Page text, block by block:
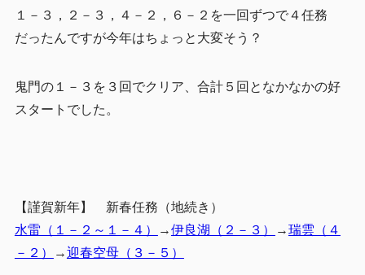
１－３，２－３，４－２，６－２を一回ずつで４任務
だったんですが今年はちょっと大変そう？
鬼門の１－３を３回でクリア、合計５回となかなかの好
スタートでした。
【謹賀新年】 新春任務（地続き）
水雷（１－２～１－４）
→伊良湖（２－３） →瑞雲（４
－２）
→迎春空母（３－５）